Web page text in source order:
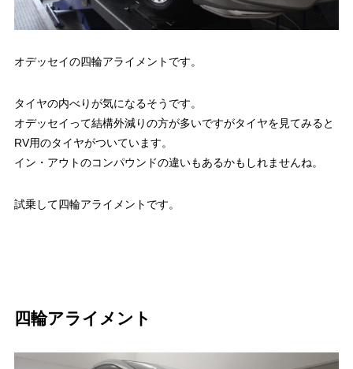
オデッセイの四輪アライメントです。
タイヤの内べりが気になるそうです。
オデッセイって結構外減りの方が多いですがタイヤを見てみると
RV用のタイヤがついています。
イン・アウトのコンパウンドの違いもあるかもしれませんね。
試乗して四輪アライメントです。
四輪アライメント